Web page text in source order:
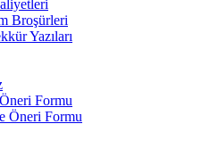
Broşürleri
Yazıları
Formu
Öneri Formu